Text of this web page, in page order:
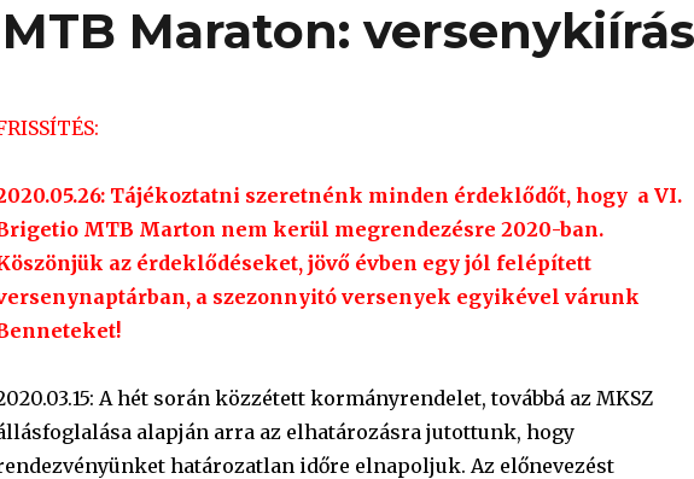
Maraton:
Tájékoztatni szeretnénk minden érdeklődőt, hogy a VI.
MTB Marton nem kerül megrendezésre 2020-ban.
az érdeklődéseket, jövő évben egy jól felépített
a szezonnyitó versenyek egyikével várunk
A hét során közzétett kormányrendelet, továbbá az MKSZ
alapján arra az elhatározásra jutottunk, hogy
határozatlan időre elnapoljuk. Az előnevezést